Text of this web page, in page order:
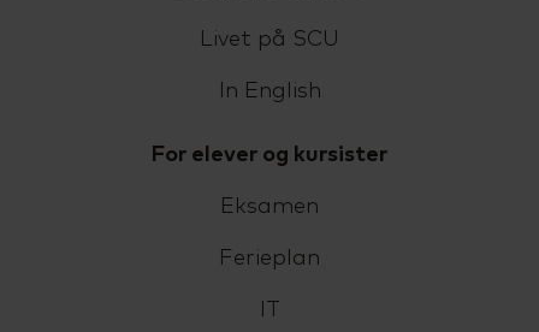
Livet på SCU
In English
For elever og kursister
Eksamen
Ferieplan